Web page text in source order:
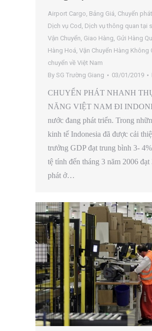
Airport Cargo, Bảng Giá, Chuyển
Dịch vụ Cod , Dịch vụ thông quan tại
Vận Chuyển, Giao Hàng, Gửi Hàng
Hàng Hoá, Vận Chuyển Hàng Không
chuyển về Việt Nam
By SG Trường Giang 03/01/2019
CHUYỂN PHÁT NHANH
NĂNG VIỆT NAM ĐI
nước đang phát triển. Trong
kinh tế Indonesia đã được cải
trưởng GDP đạt trung bình 3-
tệ tính đến tháng 3 năm 2006
phát ở…